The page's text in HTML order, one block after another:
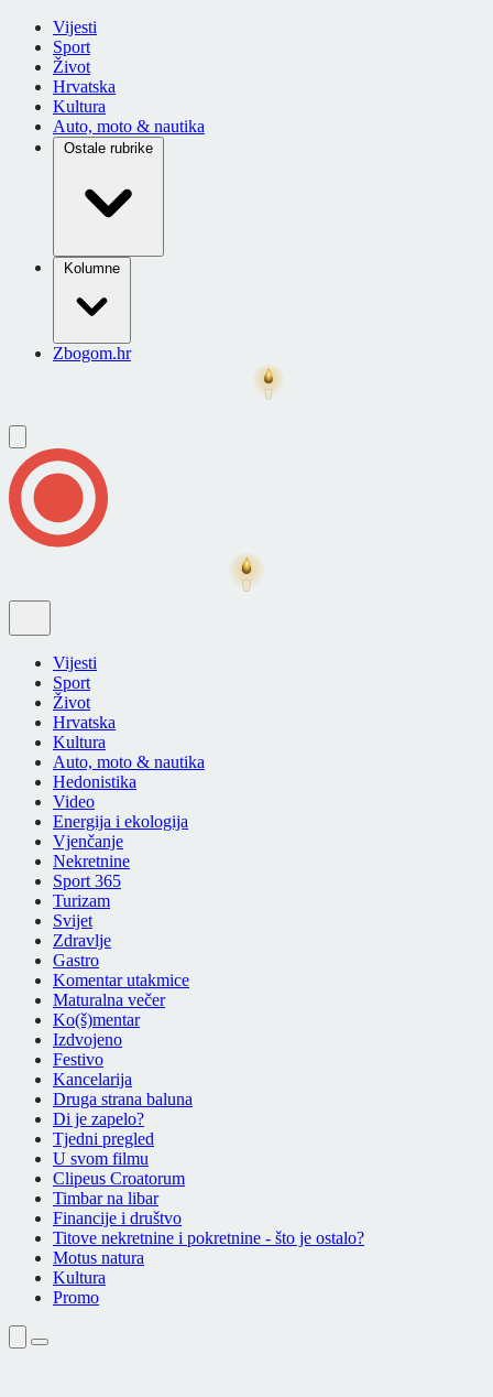
Vijesti
Sport
Život
Hrvatska
Kultura
Auto, moto & nautika
Ostale rubrike
Kolumne
Zbogom.hr
Vijesti
Sport
Život
Hrvatska
Kultura
Auto, moto & nautika
Hedonistika
Video
Energija i ekologija
Vjenčanje
Nekretnine
Sport 365
Turizam
Svijet
Zdravlje
Gastro
Komentar utakmice
Maturalna večer
Ko(š)mentar
Izdvojeno
Festivo
Kancelarija
Druga strana baluna
Di je zapelo?
Tjedni pregled
U svom filmu
Clipeus Croatorum
Timbar na libar
Financije i društvo
Titove nekretnine i pokretnine - što je ostalo?
Motus natura
Kultura
Promo